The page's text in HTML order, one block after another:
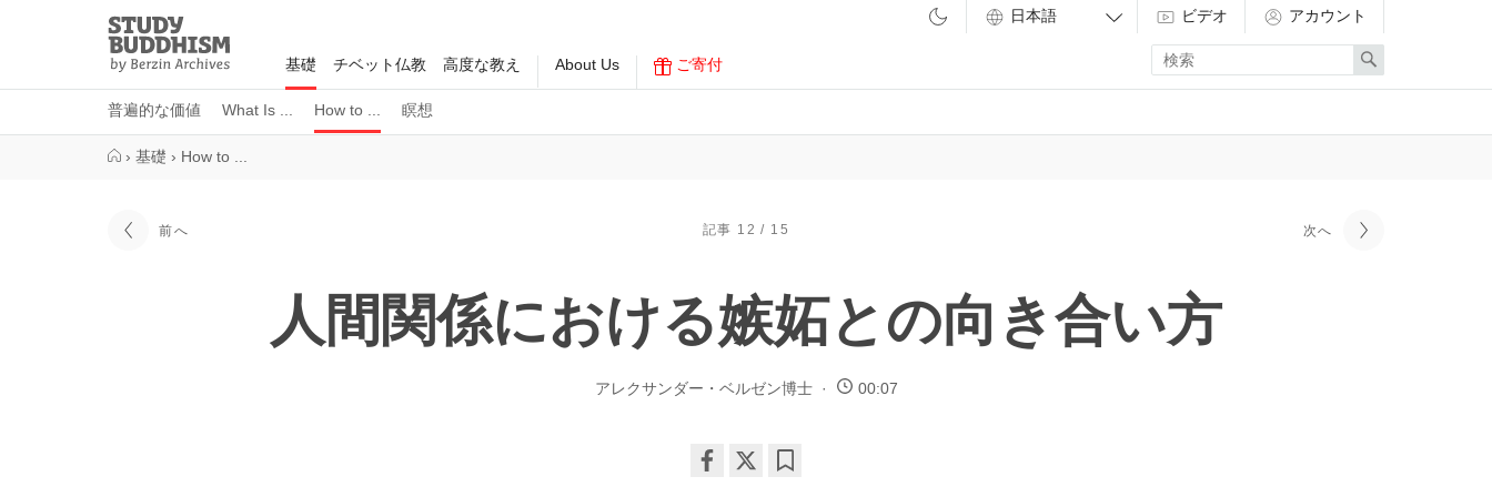
Study
Buddhism
Home
基礎
普遍的な価値 What Is ... How to ... 瞑想
チベット仏教 高度な教え About Us ご寄付
ビデオ アカウント
Enter
search
term
Search
› 基礎 › How to ...
前へ 記事 12 / 15 次へ
人間関係における嫉妬との向き合い方
アレクサンダー・ベルゼン博士 00:07